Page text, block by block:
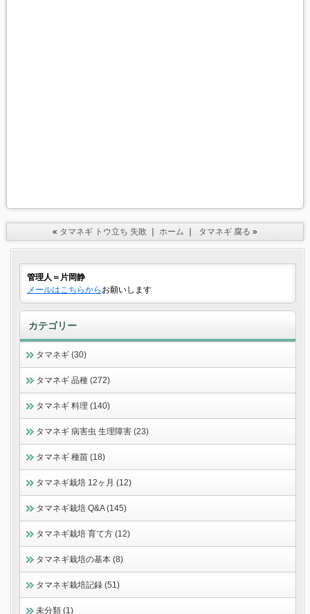
« タマネギ トウ立ち 失敗 ホーム タマネギ 腐る »
管理人＝片岡静
メールはこちらから お願いします
カテゴリー
タマネギ (30)
タマネギ 品種 (272)
タマネギ 料理 (140)
タマネギ 病害虫 生理障害 (23)
タマネギ 種苗 (18)
タマネギ栽培 12ヶ月 (12)
タマネギ栽培 Q&A (145)
タマネギ栽培 育て方 (12)
タマネギ栽培の基本 (8)
タマネギ栽培記録 (51)
未分類 (1)